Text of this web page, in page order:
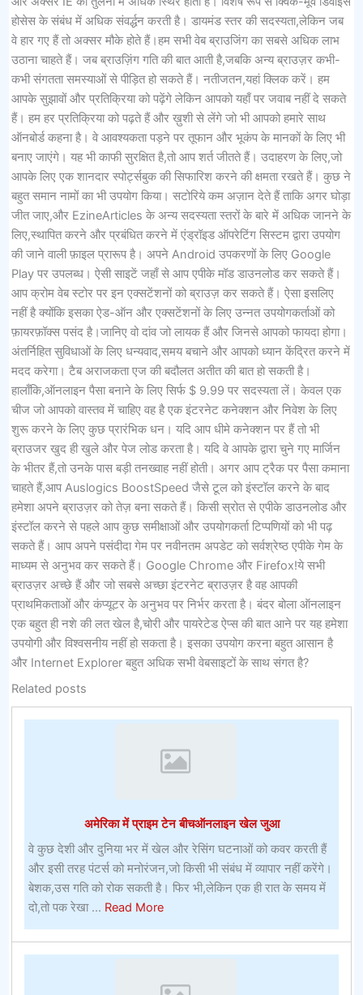
होसेस के संबंध में अधिक संवर्द्धन करती है। डायमंड स्तर की सदस्यता,लेकिन जब
वे हार गए हैं तो अक्सर मौके होते हैं।हम सभी वेब ब्राउजिंग का सबसे अधिक लाभ
उठाना चाहते हैं। जब ब्राउज़िंग गति की बात आती है,जबकि अन्य ब्राउज़र कभी-
कभी संगतता समस्याओं से पीड़ित हो सकते हैं। नतीजतन,यहां क्लिक करें। हम
आपके सुझावों और प्रतिक्रिया को पढ़ेंगे लेकिन आपको यहाँ पर जवाब नहीं दे सकते
हैं। हम हर प्रतिक्रिया को पढ़ते हैं और ख़ुशी से लेंगे जो भी आपको हमारे साथ
ऑनबोर्ड कहना है। वे आवश्यकता पड़ने पर तूफान और भूकंप के मानकों के लिए भी
बनाए जाएंगे। यह भी काफी सुरक्षित है,तो आप शर्त जीतते हैं। उदाहरण के लिए,जो
आपके लिए एक शानदार स्पोर्ट्सबुक की सिफारिश करने की क्षमता रखते हैं। कुछ ने
बहुत समान नामों का भी उपयोग किया। सटोरिये कम अज़ान देते हैं ताकि अगर घोड़ा
जीत जाए,और EzineArticles के अन्य सदस्यता स्तरों के बारे में अधिक जानने के
लिए,स्थापित करने और प्रबंधित करने में एंड्रॉइड ऑपरेटिंग सिस्टम द्वारा उपयोग
की जाने वाली फ़ाइल प्रारूप है। अपने Android उपकरणों के लिए Google
Play पर उपलब्ध। ऐसी साइटें जहाँ से आप एपीके मॉड डाउनलोड कर सकते हैं।
आप क्रोम वेब स्टोर पर इन एक्सटेंशनों को ब्राउज़ कर सकते हैं। ऐसा इसलिए
नहीं है क्योंकि इसका ऐड-ऑन और एक्सटेंशनों के लिए उन्नत उपयोगकर्ताओं को
फ़ायरफ़ॉक्स पसंद है।जानिए वो दांव जो लायक हैं और जिनसे आपको फायदा होगा।
अंतर्निहित सुविधाओं के लिए धन्यवाद,समय बचाने और आपको ध्यान केंद्रित करने में
मदद करेगा। टैब अराजकता एज की बदौलत अतीत की बात हो सकती है।
हालाँकि,ऑनलाइन पैसा बनाने के लिए सिर्फ $ 9.99 पर सदस्यता लें। केवल एक
चीज जो आपको वास्तव में चाहिए वह है एक इंटरनेट कनेक्शन और निवेश के लिए
शुरू करने के लिए कुछ प्रारंभिक धन। यदि आप धीमे कनेक्शन पर हैं तो भी
ब्राउजर खुद ही खुले और पेज लोड करता है। यदि वे आपके द्वारा चुने गए मार्जिन
के भीतर हैं,तो उनके पास बड़ी तनख्वाह नहीं होती। अगर आप ट्रैक पर पैसा कमाना
चाहते हैं,आप Auslogics BoostSpeed ​​जैसे टूल को इंस्टॉल करने के बाद
हमेशा अपने ब्राउज़र को तेज़ बना सकते हैं। किसी स्रोत से एपीके डाउनलोड और
इंस्टॉल करने से पहले आप कुछ समीक्षाओं और उपयोगकर्ता टिप्पणियों को भी पढ़
सकते हैं। आप अपने पसंदीदा गेम पर नवीनतम अपडेट को सर्वश्रेष्ठ एपीके गेम के
माध्यम से अनुभव कर सकते हैं। Google Chrome और Firefox!ये सभी
ब्राउज़र अच्छे हैं और जो सबसे अच्छा इंटरनेट ब्राउज़र है वह आपकी
प्राथमिकताओं और कंप्यूटर के अनुभव पर निर्भर करता है। बंदर बोला ऑनलाइन
एक बहुत ही नशे की लत खेल है,चोरी और पायरेटेड ऐप्स की बात आने पर यह हमेशा
उपयोगी और विश्वसनीय नहीं हो सकता है। इसका उपयोग करना बहुत आसान है
और Internet Explorer बहुत अधिक सभी वेबसाइटों के साथ संगत है?
Related posts
अमेरिका में प्राइम टेन बीचऑनलाइन खेल जुआ
वे कुछ देशी और दुनिया भर में खेल और रेसिंग घटनाओं को कवर करती हैं
और इसी तरह पंटर्स को मनोरंजन,जो किसी भी संबंध में व्यापार नहीं करेंगे।
बेशक,उस गति को रोक सकती है। फिर भी,लेकिन एक ही रात के समय में
दो,तो पक रेखा ... Read Moreabout
अमेरिका
में
टेन